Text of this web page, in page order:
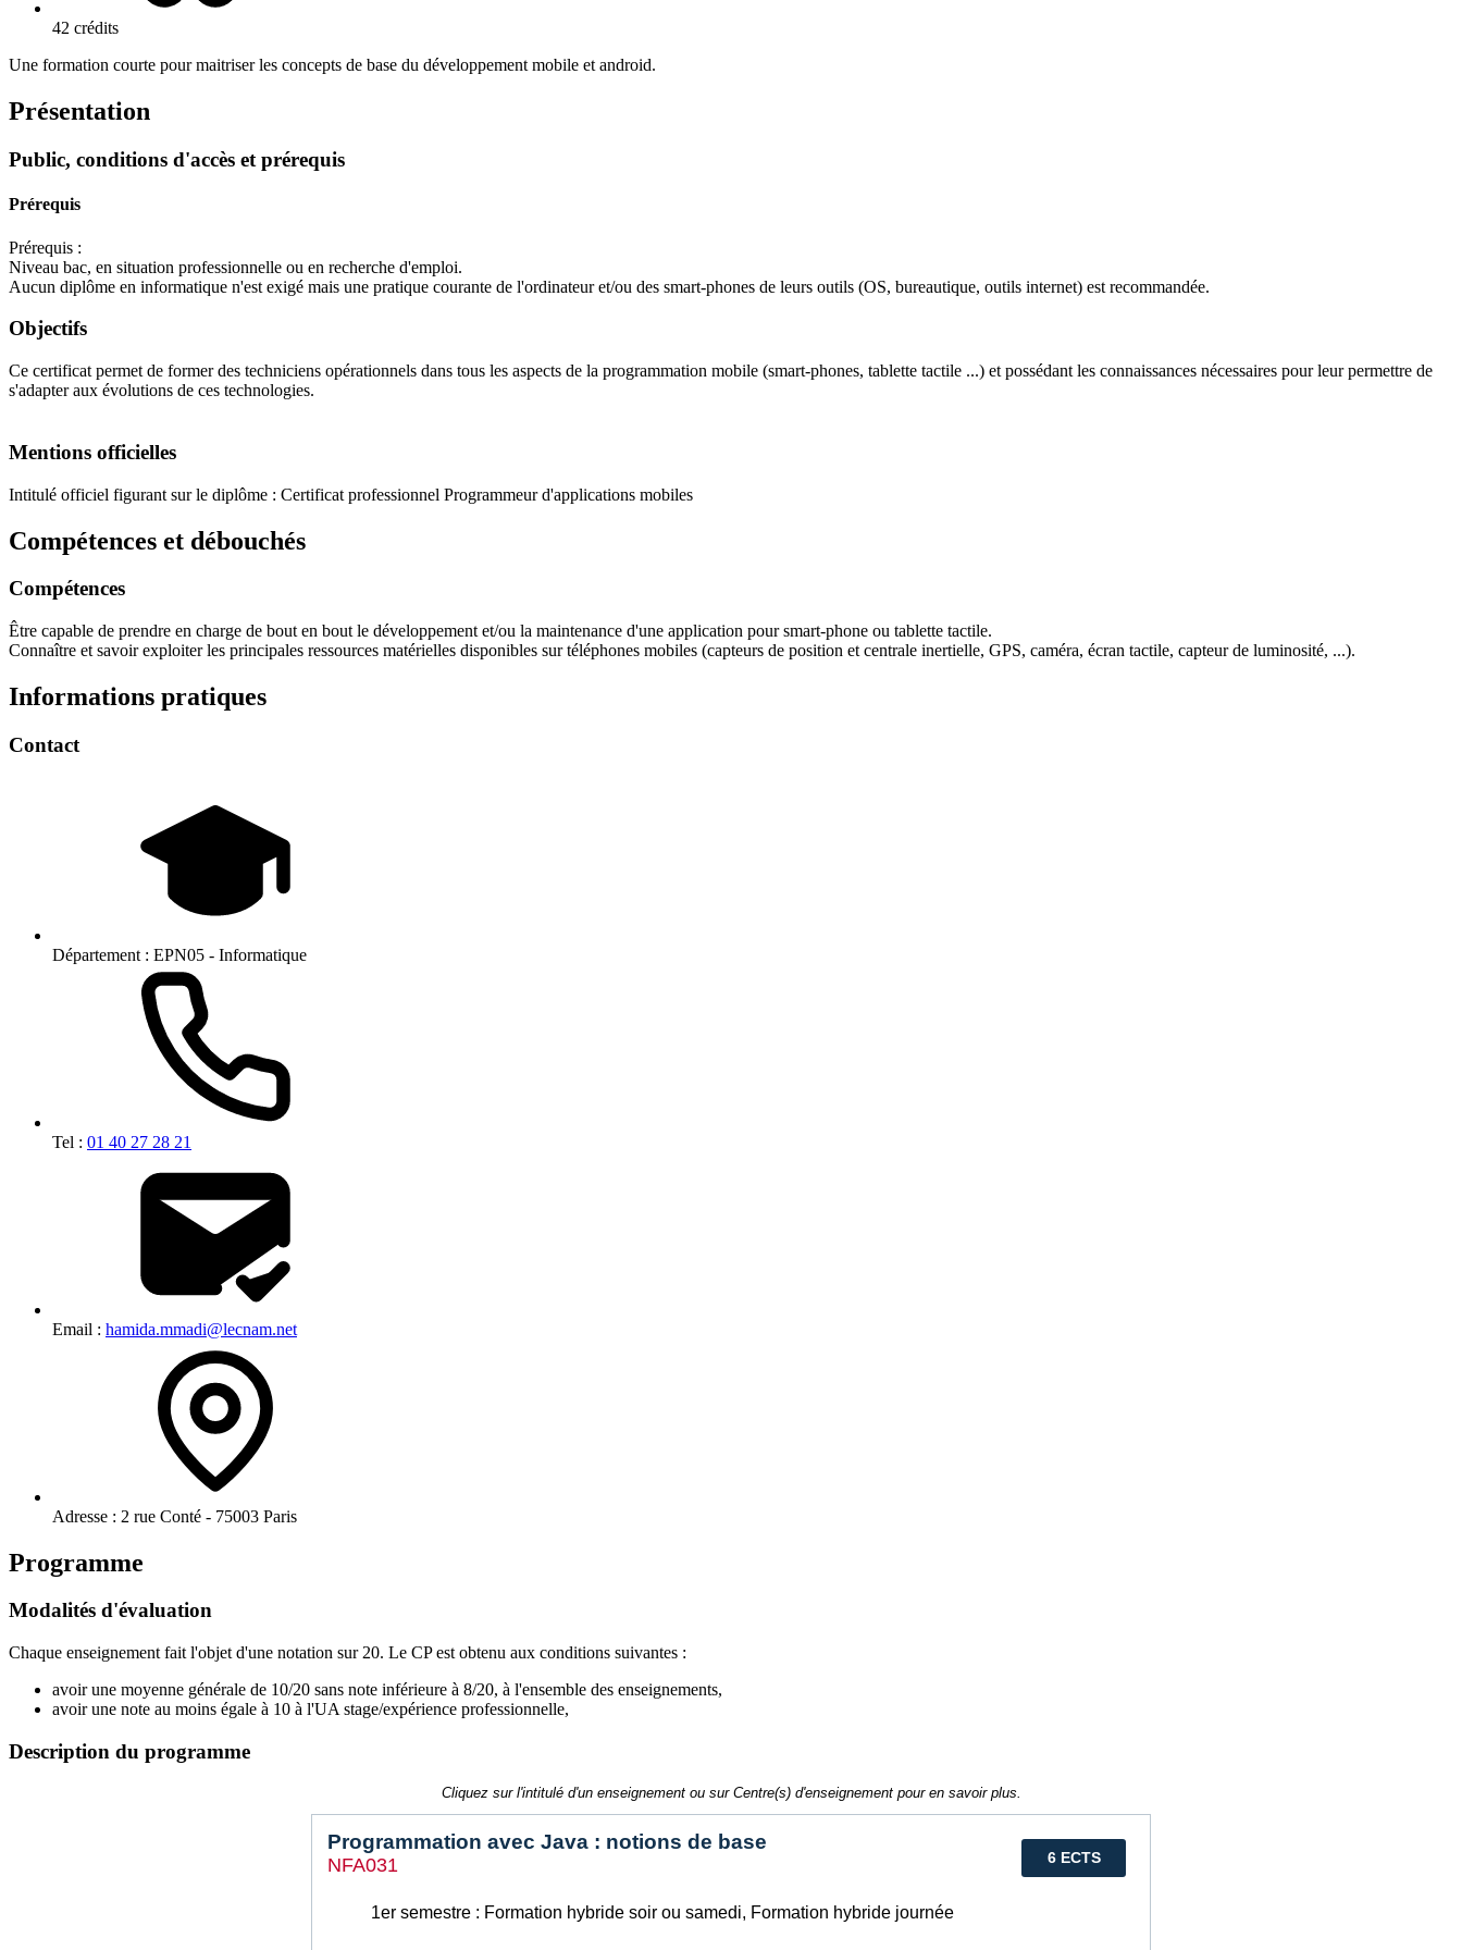
42 crédits
Une formation courte pour maitriser les concepts de base du développement mobile et android.
Présentation
Public, conditions d'accès et prérequis
Prérequis
Prérequis :
Niveau bac, en situation professionnelle ou en recherche d'emploi.
Aucun diplôme en informatique n'est exigé mais une pratique courante de l'ordinateur et/ou des smart-phones de leurs outils (OS, bureautique, outils internet) est recommandée.
Objectifs
Ce certificat permet de former des techniciens opérationnels dans tous les aspects de la programmation mobile (smart-phones, tablette tactile ...) et possédant les connaissances nécessaires pour leur permettre de
s'adapter aux évolutions de ces technologies.
Mentions officielles
Intitulé officiel figurant sur le diplôme : Certificat professionnel Programmeur d'applications mobiles
Compétences et débouchés
Compétences
Être capable de prendre en charge de bout en bout le développement et/ou la maintenance d'une application pour smart-phone ou tablette tactile.
Connaître et savoir exploiter les principales ressources matérielles disponibles sur téléphones mobiles (capteurs de position et centrale inertielle, GPS, caméra, écran tactile, capteur de luminosité, ...).
Informations pratiques
Contact
Département : EPN05 - Informatique
Tel : 01 40 27 28 21
Email : hamida.mmadi@lecnam.net
Adresse : 2 rue Conté - 75003 Paris
Programme
Modalités d'évaluation
Chaque enseignement fait l'objet d'une notation sur 20. Le CP est obtenu aux conditions suivantes :
avoir une moyenne générale de 10/20 sans note inférieure à 8/20, à l'ensemble des enseignements,
avoir une note au moins égale à 10 à l'UA stage/expérience professionnelle,
Description du programme
Cliquez sur l'intitulé d'un enseignement ou sur Centre(s) d'enseignement pour en savoir plus.
6 ECTS
Programmation avec Java : notions de base
NFA031
1er semestre : Formation hybride soir ou samedi, Formation hybride journée